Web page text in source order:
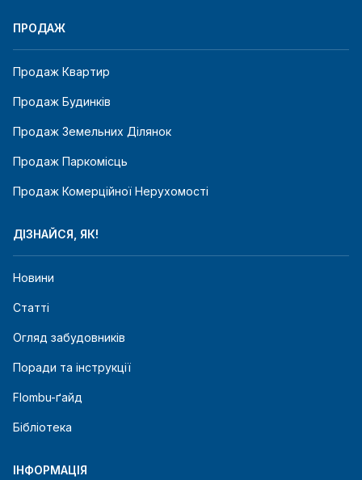
ПРОДАЖ
Продаж Квартир
Продаж Будинків
Продаж Земельних Ділянок
Продаж Паркомісць
Продаж Комерційної Нерухомості
ДІЗНАЙСЯ, ЯК!
Новини
Статті
Огляд забудовників
Поради та інструкції
Flombu-ґайд
Бібліотека
ІНФОРМАЦІЯ